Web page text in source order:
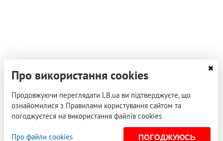
Про використання cookies
Продовжуючи переглядати LB.ua ви підтверджуєте, що
ознайомилися з Правилами користування сайтом та
погоджуєтеся на використання файлів cookies
Про файли cookies ПОГОДЖУЮСЬ